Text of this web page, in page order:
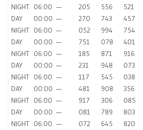
NIGHT 06:00 — 205 556 521
DAY
00:00 — 270 743 457
NIGHT 06:00 — 052 994 754
DAY
00:00 — 751 078 401
NIGHT 06:00 — 185 871 916
DAY
00:00 — 231 948 073
NIGHT 06:00 — 117 545 038
DAY
00:00 — 481 908 356
NIGHT 06:00 — 917 306 085
DAY
00:00 — 081 789 803
NIGHT 06:00 — 072 645 820